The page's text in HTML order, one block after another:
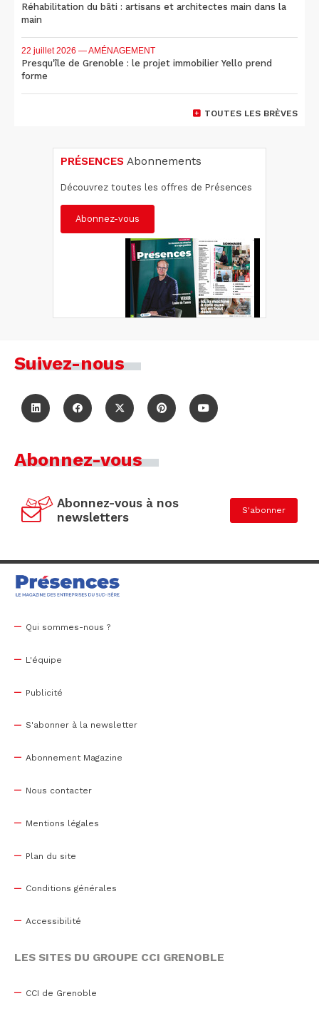
Réhabilitation du bâti : artisans et architectes main dans la
main
22 juillet 2026 — AMÉNAGEMENT
Presqu'île de Grenoble : le projet immobilier Yello prend
forme
TOUTES LES BRÈVES
PRÉSENCES Abonnements
Découvrez toutes les offres de Présences
Abonnez-vous
Suivez-nous
Abonnez-vous
Abonnez-vous à nos
newsletters
S'abonner
Qui sommes-nous ?
L'équipe
Publicité
S'abonner à la newsletter
Abonnement Magazine
Nous contacter
Mentions légales
Plan du site
Conditions générales
Accessibilité
LES SITES DU GROUPE CCI GRENOBLE
CCI de Grenoble